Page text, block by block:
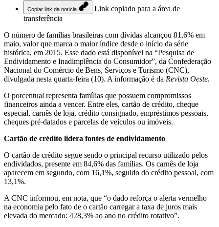
Copiar link da notícia
Link copiado para a área de
transferência
O número de famílias brasileiras com dívidas alcançou 81,6% em
maio, valor que marca o maior índice desde o início da série
histórica, em 2015. Esse dado está disponível na “Pesquisa de
Endividamento e Inadimplência do Consumidor”, da Confederação
Nacional do Comércio de Bens, Serviços e Turismo (CNC),
divulgada nesta quarta-feira (10). A informação é da Revista Oeste.
O porcentual representa famílias que possuem compromissos
financeiros ainda a vencer. Entre eles, cartão de crédito, cheque
especial, carnês de loja, crédito consignado, empréstimos pessoais,
cheques pré-datados e parcelas de veículos ou imóveis.
Cartão de crédito lidera fontes de endividamento
O cartão de crédito segue sendo o principal recurso utilizado pelos
endividados, presente em 84,6% das famílias. Os carnês de loja
aparecem em segundo, com 16,1%, seguido do crédito pessoal, com
13,1%.
A CNC informou, em nota, que “o dado reforça o alerta vermelho
na economia pelo fato de o cartão carregar a taxa de juros mais
elevada do mercado: 428,3% ao ano no crédito rotativo”.